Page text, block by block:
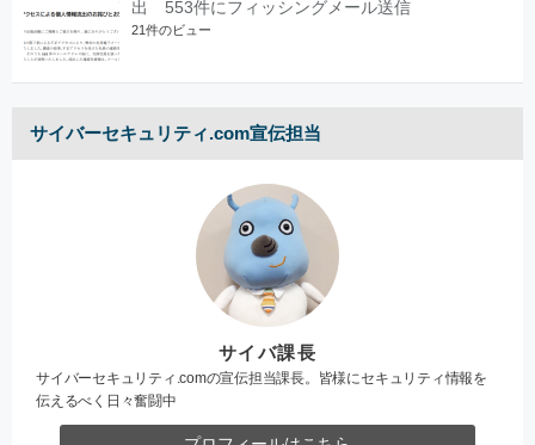
出 553件にフィッシングメール送信
21件のビュー
サイバーセキュリティ.com宣伝担当
サイバ課長
サイバーセキュリティ.comの宣伝担当課長。皆様にセキュリティ情報を
伝えるべく日々奮闘中